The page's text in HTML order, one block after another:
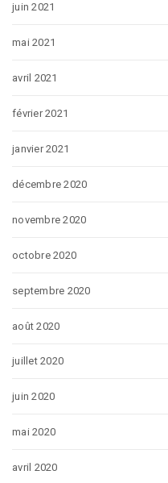
juin 2021
mai 2021
avril 2021
février 2021
janvier 2021
décembre 2020
novembre 2020
octobre 2020
septembre 2020
août 2020
juillet 2020
juin 2020
mai 2020
avril 2020